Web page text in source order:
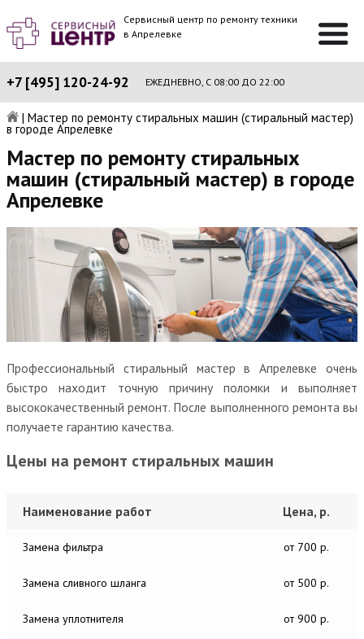
Сервисный центр по ремонту техники
в Апрелевке
+7 [495] 120-24-92 ЕЖЕДНЕВНО, С 08:00 ДО 22:00
| Мастер по ремонту стиральных машин (стиральный мастер)
в городе Апрелевке
Мастер по ремонту стиральных
машин (стиральный мастер) в городе
Апрелевке
Профессиональный стиральный мастер в Апрелевке очень
быстро находит точную причину поломки и выполняет
высококачественный ремонт. После выполненного ремонта вы
получаете гарантию качества.
Цены на ремонт стиральных машин
Наименование работ Цена, р.
Замена фильтра от 700 р.
Замена сливного шланга от 500 р.
Замена уплотнителя от 900 р.